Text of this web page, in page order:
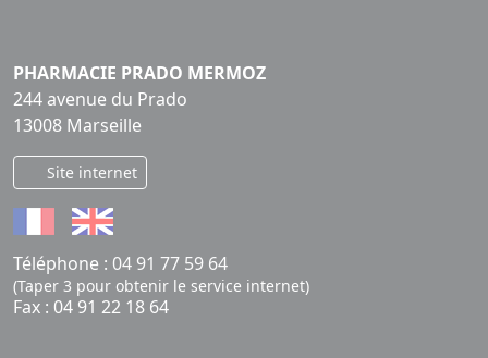
PHARMACIE PRADO MERMOZ
244 avenue du Prado
13008 Marseille
Site internet
Téléphone : 04 91 77 59 64
(Taper 3 pour obtenir le service internet)
Fax : 04 91 22 18 64